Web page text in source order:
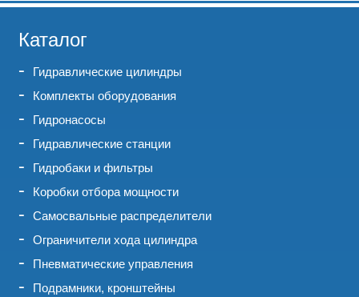
Каталог
Гидравлические цилиндры
Комплекты оборудования
Гидронасосы
Гидравлические станции
Гидробаки и фильтры
Коробки отбора мощности
Самосвальные распределители
Ограничители хода цилиндра
Пневматические управления
Подрамники, кронштейны